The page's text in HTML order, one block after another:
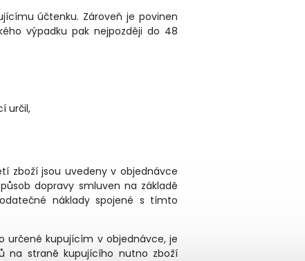
účtenku. Zároveň je povinen
výpadku pak nejpozději do 48
určil,
zboží jsou uvedeny v objednávce
dopravy smluven na základě
náklady spojené s tímto
určené kupujícím v objednávce, je
na straně kupujícího nutno zboží